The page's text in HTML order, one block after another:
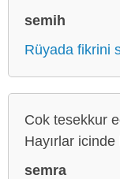
semih
Rüyada fikrini
Cok tesekkur
Hayırlar icinde
semra